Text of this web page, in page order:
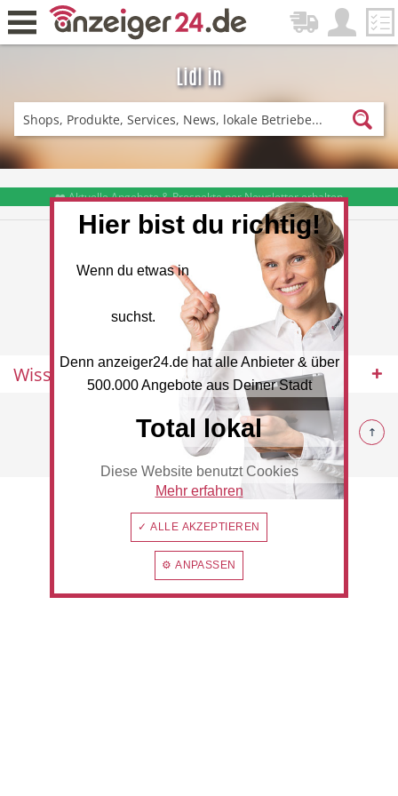
Lidl in
Zurück
Fitness & Sport Einkaufen
Restaurant Hotel
Auto
Handwerk Sport & Freizeit
❤️ Aktuelle Angebote & Prospekte per Newsletter erhalten
Wissenswertes
Hier bist du richtig!
Wenn du etwas in
suchst.
Denn anzeiger24.de hat alle Anbieter & über
500.000 Angebote aus Deiner Stadt
Total lokal
Diese Website benutzt Cookies
Mehr erfahren
✓ ALLE AKZEPTIEREN
⚙ ANPASSEN